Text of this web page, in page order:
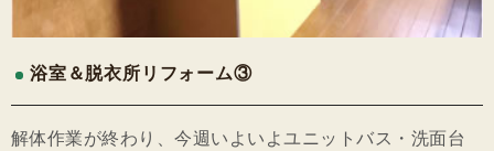
浴室＆脱衣所リフォーム③
解体作業が終わり、今週いよいよユニットバス・洗面台